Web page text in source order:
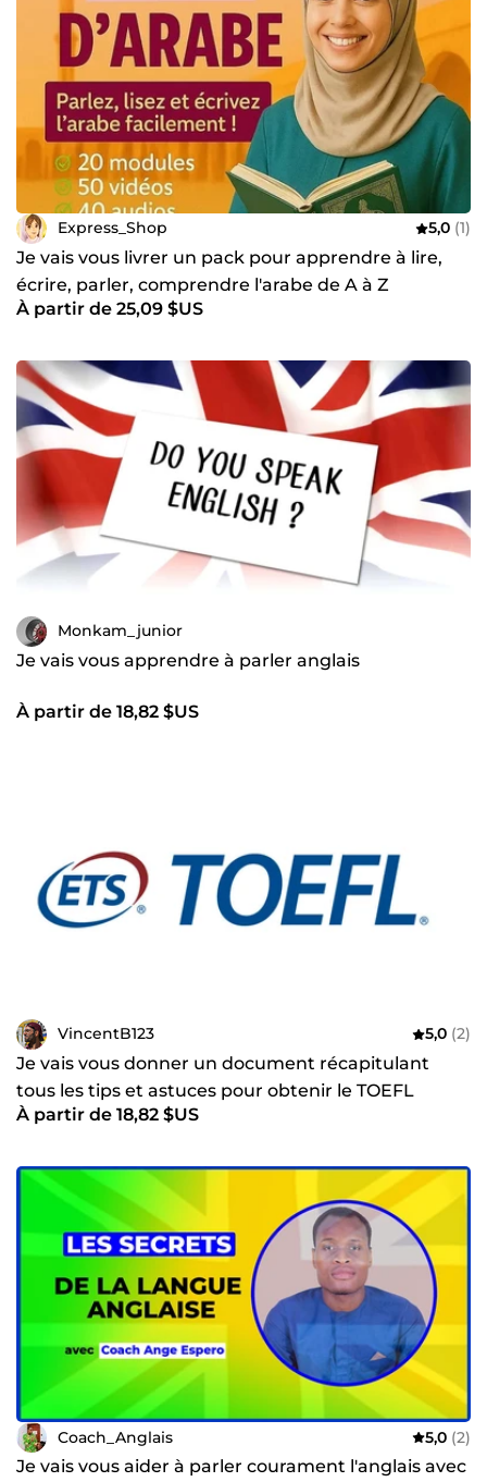
Express_Shop 5,0 (1)
Je vais vous livrer un pack pour apprendre à lire,
écrire, parler, comprendre l'arabe de A à Z
À partir de 25,09 $US
Monkam_junior
Je vais vous apprendre à parler anglais
À partir de 18,82 $US
VincentB123 5,0 (2)
Je vais vous donner un document récapitulant
tous les tips et astuces pour obtenir le TOEFL
À partir de 18,82 $US
Coach_Anglais 5,0 (2)
Je vais vous aider à parler courament l'anglais avec